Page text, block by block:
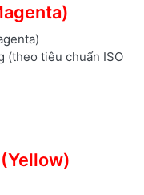
(theo tiêu chuẩn ISO